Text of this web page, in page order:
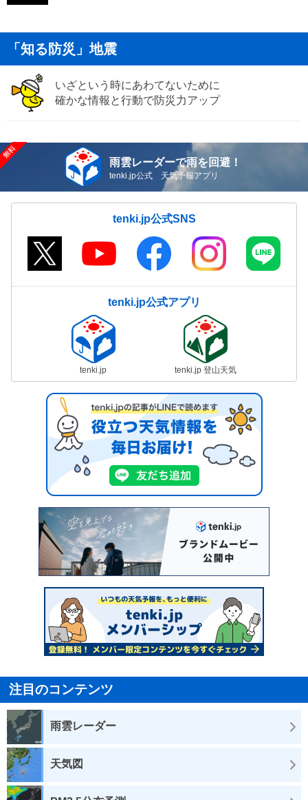
「知る防災」地震
いざという時にあわてないために
確かな情報と行動で防災力アップ
雨雲レーダーで雨を回避！
tenki.jp公式 天気予報アプリ
tenki.jp公式SNS
tenki.jp公式アプリ
tenki.jp tenki.jp 登山天気
注目のコンテンツ
雨雲レーダー
天気図